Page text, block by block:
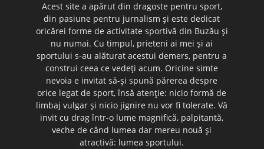
Acest site a apărut din dragoste pentru sport,
din pasiune pentru jurnalism şi este dedicat
oricărei forme de activitate sportivă din Buzău şi
nu numai. Cu timpul, prieteni ai mei şi ai
sportului s-au alăturat acestui demers, pentru a
construi ceea ce vedeţi acum. Oricine simte
nevoia e invitat să-şi spună părerea despre
orice legat de sport, însă atenţie: nicio formă de
limbaj vulgar şi nicio jignire nu vor fi tolerate. Vă
invit cu drag într-o lume magnifică, palpitantă,
veche de când lumea dar mereu nouă şi
atractivă: lumea sportului.